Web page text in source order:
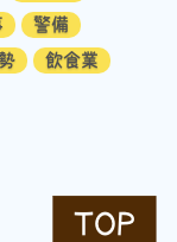
警備
飲食業
TOP